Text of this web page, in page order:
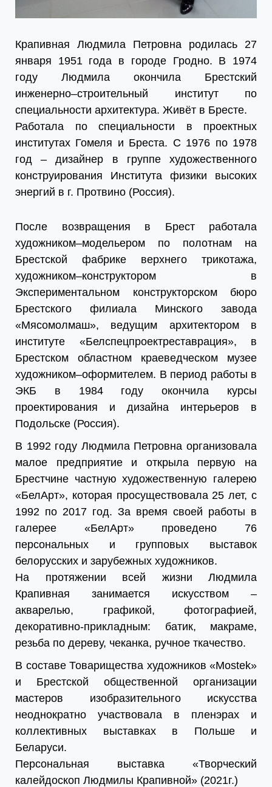
Крапивная Людмила Петровна родилась 27
января 1951 года в городе Гродно. В 1974
году Людмила окончила Брестский
инженерно–строительный институт по
специальности архитектура. Живёт в Бресте.
Работала по специальности в проектных
институтах Гомеля и Бреста. С 1976 по 1978
год – дизайнер в группе художественного
конструирования Института физики высоких
энергий в г. Протвино (Россия).
После возвращения в Брест работала
художником–модельером по полотнам на
Брестской фабрике верхнего трикотажа,
художником–конструктором в
Экспериментальном конструкторском бюро
Брестского филиала Минского завода
«Мясомолмаш», ведущим архитектором в
институте «Белспецпроектреставрация», в
Брестском областном краеведческом музее
художником–оформителем. В период работы в
ЭКБ в 1984 году окончила курсы
проектирования и дизайна интерьеров в
Подольске (Россия).
В 1992 году Людмила Петровна организовала
малое предприятие и открыла первую на
Брестчине частную художественную галерею
«БелАрт», которая просуществовала 25 лет, с
1992 по 2017 год. За время своей работы в
галерее «БелАрт» проведено 76
персональных и групповых выставок
белорусских и зарубежных художников.
На протяжении всей жизни Людмила
Крапивная занимается искусством –
акварелью, графикой, фотографией,
декоративно-прикладным: батик, макраме,
резьба по дереву, чеканка, ручное ткачество.
В составе Товарищества художников «Моstek»
и Брестской общественной организации
мастеров изобразительного искусства
неоднократно участвовала в пленэрах и
коллективных выставках в Польше и
Беларуси.
Персональная выставка «Творческий
калейдоскоп Людмилы Крапивной» (2021г.)